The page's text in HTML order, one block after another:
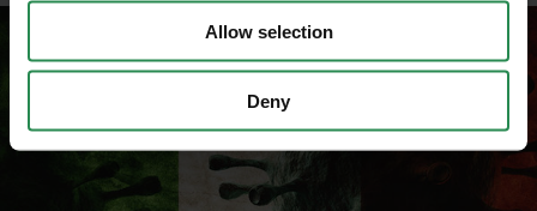
Allow selection
Deny